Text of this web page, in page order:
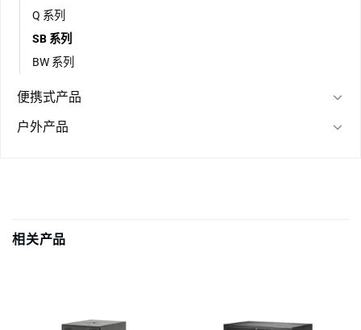
Q 系列
SB 系列
BW 系列
便携式产品
户外产品
相关产品